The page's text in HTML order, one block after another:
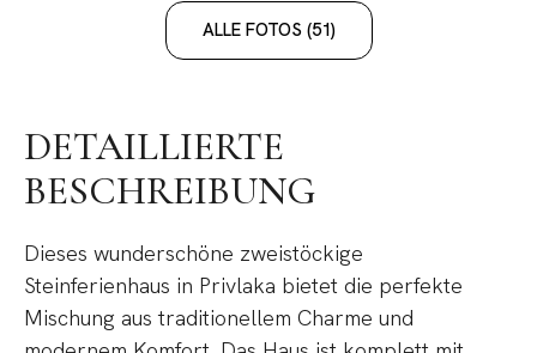
ALLE FOTOS (51)
DETAILLIERTE
BESCHREIBUNG
Dieses wunderschöne zweistöckige
Steinferienhaus in Privlaka bietet die perfekte
Mischung aus traditionellem Charme und